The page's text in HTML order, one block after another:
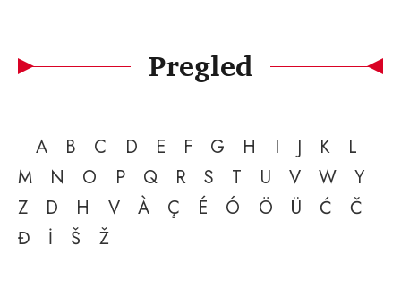
Pregled
A B C D E F G H I J K
L
M
N O P Q R S T U V W
Y
Z
D H V À Ç É Ó Ö Ü Ć
Č
Đ
İ Š Ž